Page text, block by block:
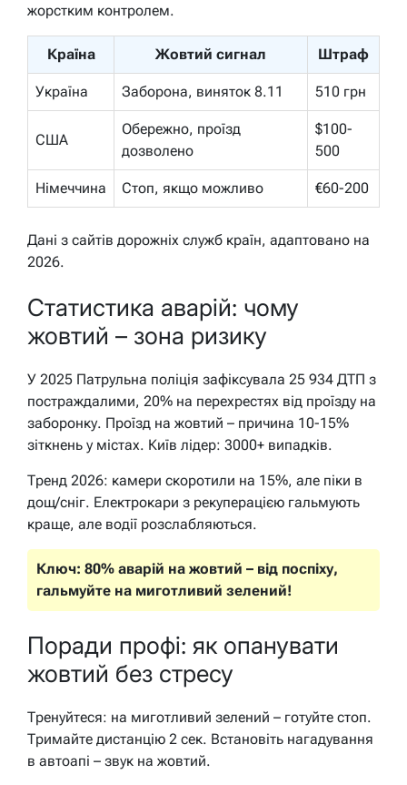
жорстким контролем.
Країна Жовтий сигнал Штраф
Україна Заборона, виняток 8.11 510 грн
США
Обережно, проїзд
дозволено
$100-
500
Німеччина Стоп, якщо можливо €60-200
Дані з сайтів дорожніх служб країн, адаптовано на
2026.
Статистика аварій: чому
жовтий – зона ризику
У 2025 Патрульна поліція зафіксувала 25 934 ДТП з
постраждалими, 20% на перехрестях від проїзду на
заборонку. Проїзд на жовтий – причина 10-15%
зіткнень у містах. Київ лідер: 3000+ випадків.
Тренд 2026: камери скоротили на 15%, але піки в
дощ/сніг. Електрокари з рекуперацією гальмують
краще, але водії розслабляються.
Ключ: 80% аварій на жовтий – від поспіху,
гальмуйте на миготливий зелений!
Поради профі: як опанувати
жовтий без стресу
Тренуйтеся: на миготливий зелений – готуйте стоп.
Тримайте дистанцію 2 сек. Встановіть нагадування
в автоапі – звук на жовтий.